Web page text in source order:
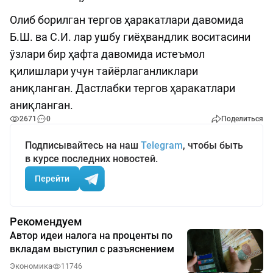
Олиб борилган тергов ҳаракатлари давомида
Б.Ш. ва С.И. лар ушбу гиёҳвандлик воситасини
ўзлари бир ҳафта давомида истеъмол
қилишлари учун тайёрлаганликлари
аниқланган. Дастлабки тергов ҳаракатлари
аниқланган.
2671 0 Поделиться
Подписывайтесь на наш Telegram, чтобы быть
в курсе последних новостей.
Перейти
Рекомендуем
Автор идеи налога на проценты по
вкладам выступил с разъяснением
Экономика 11746